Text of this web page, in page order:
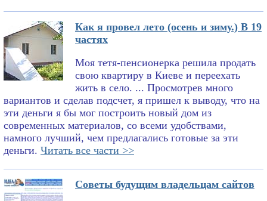
Как я провел лето (осень и зиму.) В 19
частях
Моя тетя-пенсионерка решила продать
свою квартиру в Киеве и переехать
жить в село. ... Просмотрев много
вариантов и сделав подсчет, я пришел к выводу, что на
эти деньги я бы мог построить новый дом из
современных материалов, со всеми удобствами,
намного лучший, чем предлагались готовые за эти
деньги. Читать все части >>
Советы будущим владельцам сайтов